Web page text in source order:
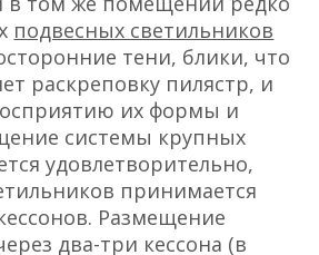
подвесных светильников
тени, блики, что
раскреповку пилястр, и
их формы и
системы крупных
удовлетворительно,
принимается
Размещение
два-три кессона (в